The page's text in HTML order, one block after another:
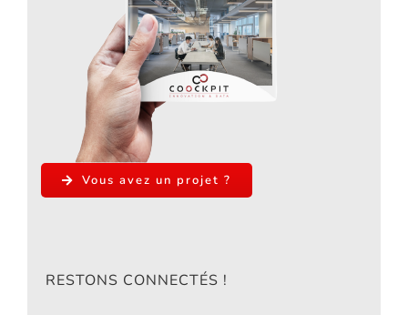
Vous avez un projet ?
RESTONS CONNECTÉS !